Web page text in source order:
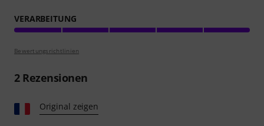
VERARBEITUNG
Bewertungsrichtlinien
2Rezensionen
Original zeigen